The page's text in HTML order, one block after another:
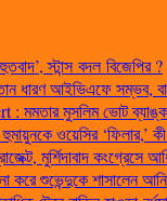
স্টান্স বদল বিজেপির ?
ধারণ আইভিএফে সম্ভব,
মমতার মুসলিম ভোট
ওয়েসির ‘ফিলার,’
মুর্শিদাবাদ কংগ্রেসে
করে শুভেন্দুকে শাসালেন